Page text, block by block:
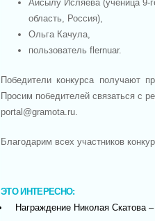
Айсылу Исляева (ученица 9-
область, Россия),
Ольга Качула,
пользователь flernuar.
Победители конкурса получают
Просим победителей связаться с
portal@gramota.ru
Благодарим всех участников
ЭТО ИНТЕРЕСНО:
Награждение Николая Скатова